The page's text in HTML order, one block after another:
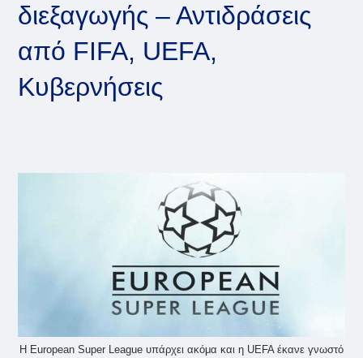
διεξαγωγής – Αντιδράσεις
από FIFA, UEFA,
Κυβερνήσεις
Η European Super League υπάρχει ακόμα και η UEFA έκανε γνωστό